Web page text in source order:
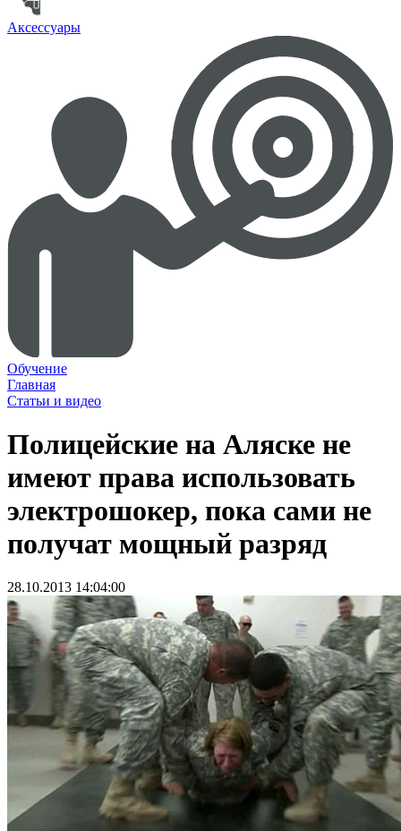
Аксессуары
Обучение
Главная
Статьи и видео
Полицейские на Аляске не
имеют права использовать
электрошокер, пока сами не
получат мощный разряд
28.10.2013 14:04:00